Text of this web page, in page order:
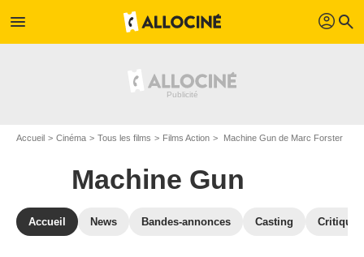
menu profil search
Accueil Cinéma Tous les films Films Action Machine Gun de Marc Forster
Machine Gun
Accueil News Bandes-annonces Casting